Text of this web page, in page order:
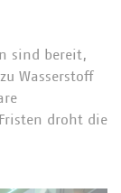
sind bereit,
Wasserstoff
droht die